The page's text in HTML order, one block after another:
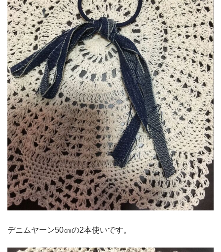
デニムヤーン50㎝の2本使いです。